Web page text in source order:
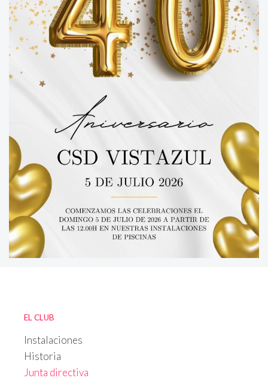
EL CLUB
Instalaciones
Historia
Junta directiva